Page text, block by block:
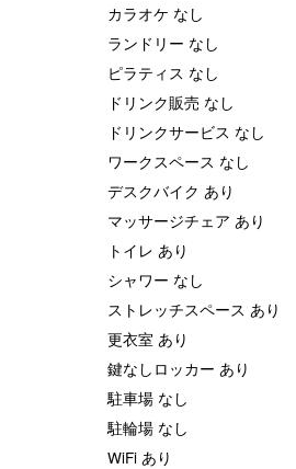
カラオケ なし
ランドリー なし
ピラティス なし
ドリンク販売 なし
ドリンクサービス なし
ワークスペース なし
デスクバイク あり
マッサージチェア あり
トイレ あり
シャワー なし
ストレッチスペース あり
更衣室 あり
鍵なしロッカー あり
駐車場 なし
駐輪場 なし
WiFi あり